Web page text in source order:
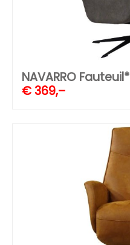
NAVARRO Fauteuil*
€369,–